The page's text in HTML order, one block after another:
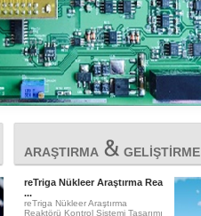
ARAŞTIRMA GELİŞTİRME
reTriga Nükleer Araştırma Rea
...
reTriga Nükleer Araştırma
Reaktörü Kontrol Sistemi Tasarımı